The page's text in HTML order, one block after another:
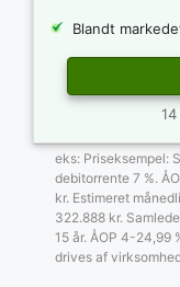
Blandt
eks: Priseksempel:
debitorrente 7 %.
kr. Estimeret
322.888 kr.
15 år. ÅOP 4-24,99
drives af